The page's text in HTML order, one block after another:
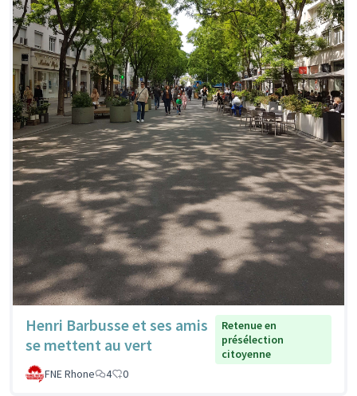
Henri Barbusse et ses amis
se mettent au vert
Retenue en
présélection
citoyenne
FNE Rhone
4 0